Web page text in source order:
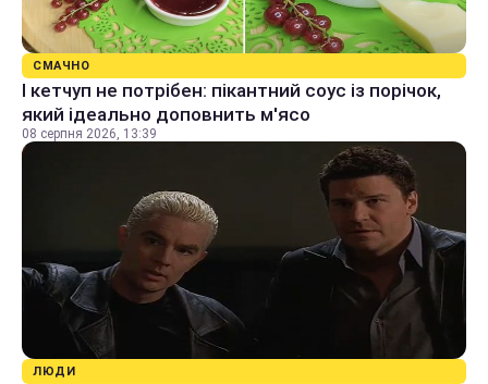
СМАЧНО
І кетчуп не потрібен: пікантний соус із порічок,
який ідеально доповнить м'ясо
08 серпня 2026, 13:39
ЛЮДИ